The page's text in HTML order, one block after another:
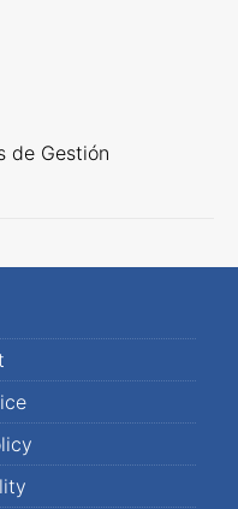
de Gestión